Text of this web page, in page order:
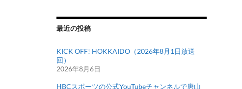
最近の投稿
KICK OFF! HOKKAIDO（2026年8月1日放送
回）
2026年8月6日
HBCスポーツの公式YouTubeチャンネルで唐山